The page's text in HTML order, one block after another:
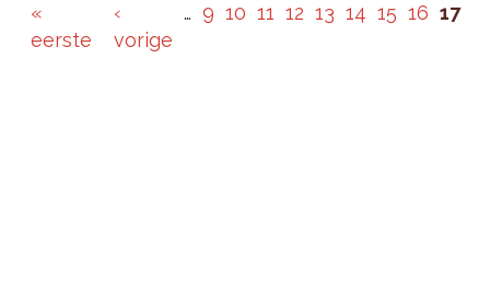
«
eerste
‹
vorige
… 9 10 11 12 13 14 15 16 17